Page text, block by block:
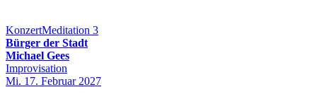
KonzertMeditation 3
Bürger der Stadt
Michael Gees
Improvisation
Mi. 17. Februar 2027